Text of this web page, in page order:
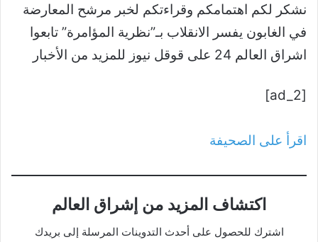
نشكر لكم اهتمامكم وقراءتكم لخبر مرشح المعارضة
في الغابون يفسر الانقلاب بـ”نظرية المؤامرة” تابعوا
اشراق العالم 24 على قوقل نيوز للمزيد من الأخبار
[ad_2]
اقرأ على الصحيفة
اكتشاف المزيد من إشراق العالم
اشترك للحصول على أحدث التدوينات المرسلة إلى بريدك